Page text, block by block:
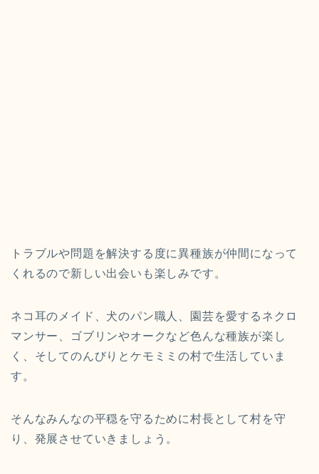
トラブルや問題を解決する度に異種族が仲間になって
くれるので新しい出会いも楽しみです。
ネコ耳のメイド、犬のパン職人、園芸を愛するネクロ
マンサー、ゴブリンやオークなど色んな種族が楽し
く、そしてのんびりとケモミミの村で生活していま
す。
そんなみんなの平穏を守るために村長として村を守
り、発展させていきましょう。